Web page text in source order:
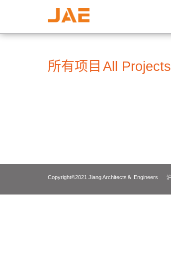
所有项目All
Copyright©2021 Jiang Architects＆